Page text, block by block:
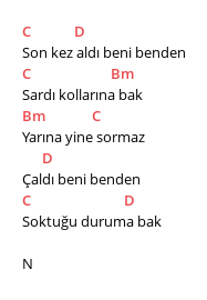
C
D
Son kez aldı beni benden
C
Bm
Sardı kollarına bak
Bm
C
Yarına yine sormaz
D
Çaldı beni benden
C
D
Soktuğu duruma bak
N